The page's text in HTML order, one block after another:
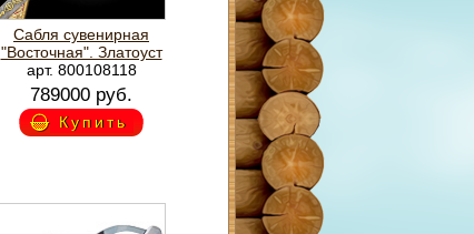
Сабля сувенирная
"Восточная". Златоуст
арт. 800108118
789000 руб.
Купить